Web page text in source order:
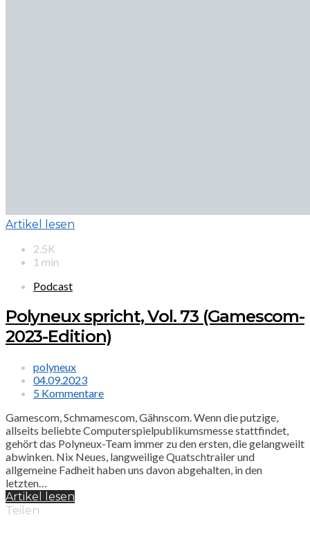
Artikel lesen
2.5K
1 min
Podcast
Polyneux spricht, Vol. 73 (Gamescom-
2023-Edition)
polyneux
04.09.2023
5 Kommentare
Gamescom, Schmamescom, Gähnscom. Wenn die putzige,
allseits beliebte Computerspielpublikumsmesse stattfindet,
gehört das Polyneux-Team immer zu den ersten, die gelangweilt
abwinken. Nix Neues, langweilige Quatschtrailer und
allgemeine Fadheit haben uns davon abgehalten, in den
letzten…
Artikel lesen
Teilen